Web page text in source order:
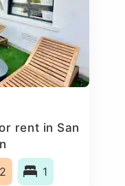
rent in San
1